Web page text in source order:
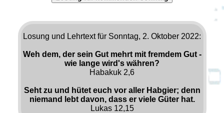
Losung und Lehrtext für Sonntag, 2. Oktober 2022:
Weh dem, der sein Gut mehrt mit fremdem Gut -
wie lange wird's währen?
Habakuk 2,6
Seht zu und hütet euch vor aller Habgier; denn
niemand lebt davon, dass er viele Güter hat.
Lukas 12,15